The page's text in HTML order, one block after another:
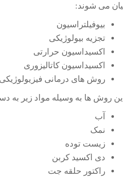
می شوند:
بیوفیلتراسیون
تجزیه بیولوژیکی
اکسیداسیون حرارتی
اکسیداسیون کاتالیزوری
روش های درمانی فیزیولوژیکی
این روش ها به وسیله مواد زیر به
آب
نمک
زیست توده
دی اکسید کربن
راکتور حلقه جت